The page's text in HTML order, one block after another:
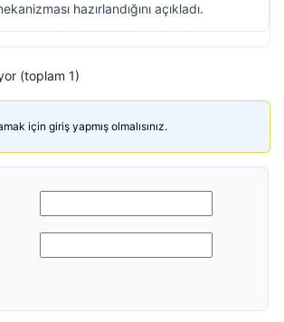
hazırlandığını açıkladı.
(toplam 1)
için giriş yapmış olmalısınız.